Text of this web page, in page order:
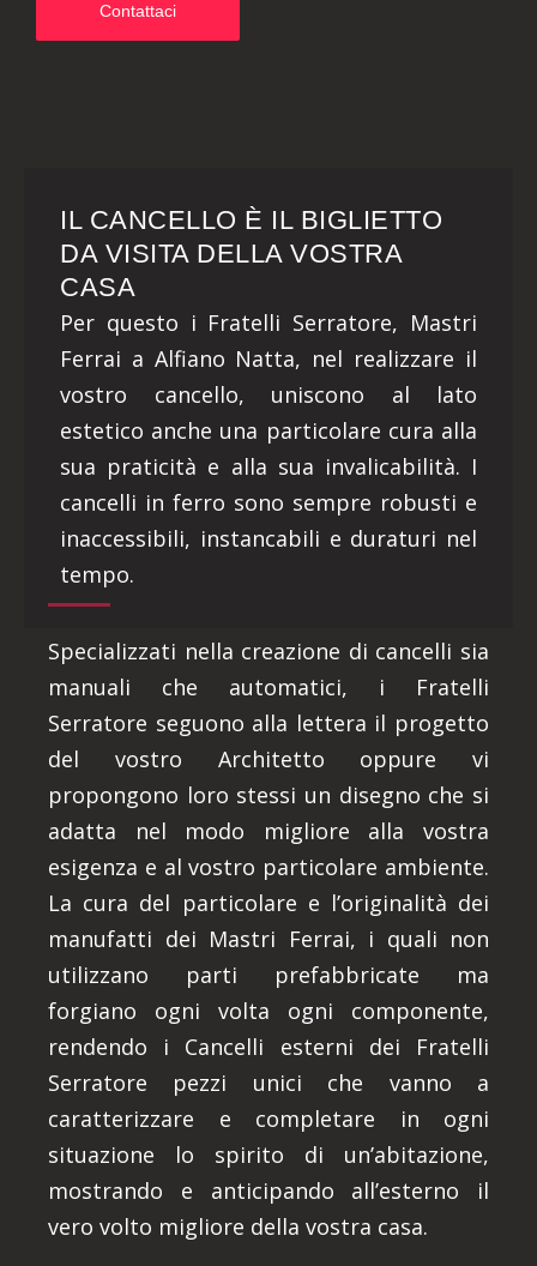
Contattaci
IL CANCELLO È IL BIGLIETTO
DA VISITA DELLA VOSTRA
CASA
Per questo i Fratelli Serratore, Mastri
Ferrai a Alfiano Natta, nel realizzare il
vostro cancello, uniscono al lato
estetico anche una particolare cura alla
sua praticità e alla sua invalicabilità. I
cancelli in ferro sono sempre robusti e
inaccessibili, instancabili e duraturi nel
tempo.
Specializzati nella creazione di cancelli sia
manuali che automatici, i Fratelli
Serratore seguono alla lettera il progetto
del vostro Architetto oppure vi
propongono loro stessi un disegno che si
adatta nel modo migliore alla vostra
esigenza e al vostro particolare ambiente.
La cura del particolare e l’originalità dei
manufatti dei Mastri Ferrai, i quali non
utilizzano parti prefabbricate ma
forgiano ogni volta ogni componente,
rendendo i Cancelli esterni dei Fratelli
Serratore pezzi unici che vanno a
caratterizzare e completare in ogni
situazione lo spirito di un’abitazione,
mostrando e anticipando all’esterno il
vero volto migliore della vostra casa.